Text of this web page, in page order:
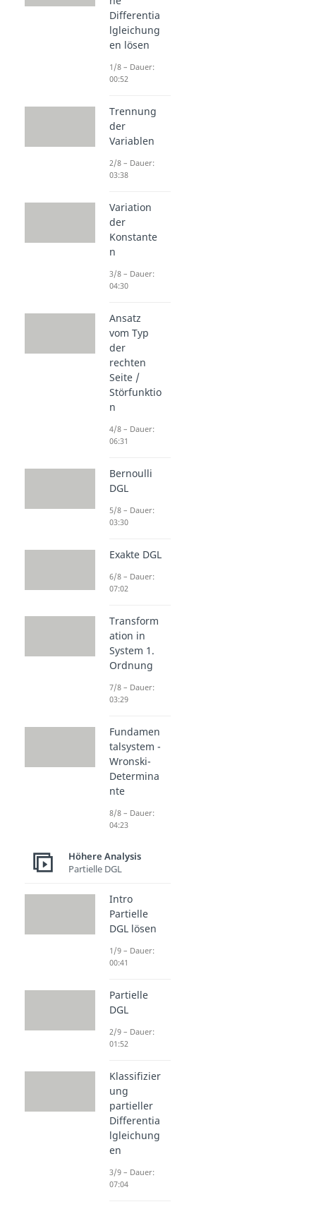
Differentia
lgleichung
en lösen
1/8 – Dauer:
00:52
Trennung
der
Variablen
2/8 – Dauer:
03:38
Variation
der
Konstante
n
3/8 – Dauer:
04:30
Ansatz
vom Typ
der
rechten
Seite /
Störfunktio
n
4/8 – Dauer:
06:31
Bernoulli
DGL
5/8 – Dauer:
03:30
Exakte DGL
6/8 – Dauer:
07:02
Transform
ation in
System 1.
Ordnung
7/8 – Dauer:
03:29
Fundamen
talsystem -
Wronski-
Determina
nte
8/8 – Dauer:
04:23
Höhere Analysis
Partielle DGL
Intro
Partielle
DGL lösen
1/9 – Dauer:
00:41
Partielle
DGL
2/9 – Dauer:
01:52
Klassifizier
ung
partieller
Differentia
lgleichung
en
3/9 – Dauer:
07:04